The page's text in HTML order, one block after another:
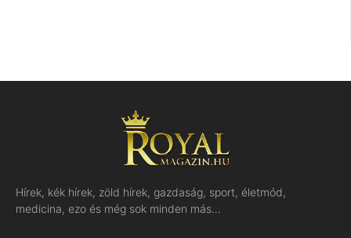
Hírek, kék hírek, zöld hírek, gazdaság, sport, életmód,
medicina, ezo és még sok minden más…